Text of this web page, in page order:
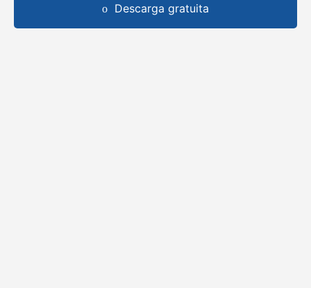
Descarga gratuita